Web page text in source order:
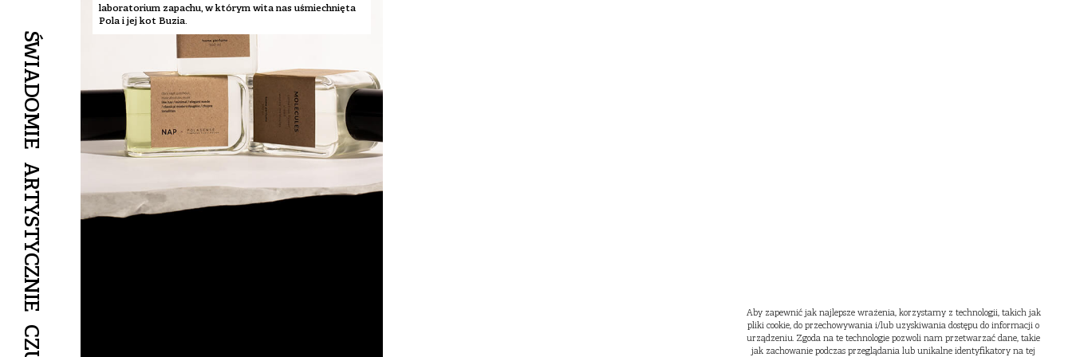
Aby zapewnić jak najlepsze wrażenia, korzystamy z technologii, takich jak
pliki cookie, do przechowywania i/lub uzyskiwania dostępu do informacji o
urządzeniu. Zgoda na te technologie pozwoli nam przetwarzać dane, takie
jak zachowanie podczas przeglądania lub unikalne identyfikatory na tej
ŚWIADOMIE
ARTYSTYCZNIE
laboratorium zapachu, w którym wita nas uśmiechnięta
Pola i jej kot Buzia.